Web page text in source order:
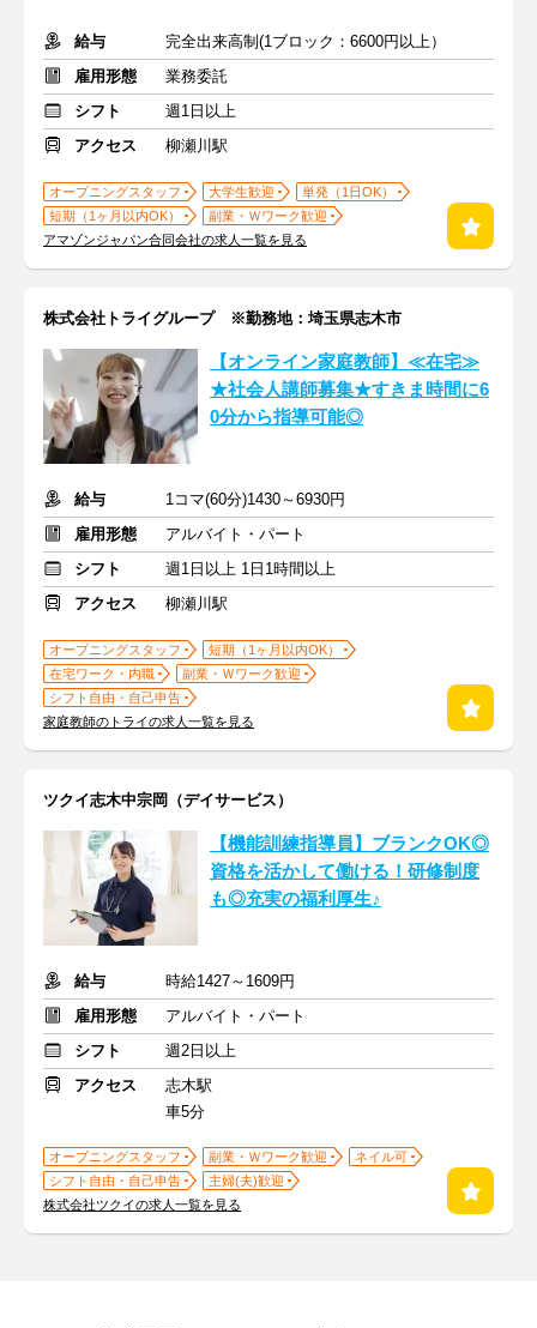
給与
完全出来高制(1ブロック：6600円以上）
雇用形態
業務委託
シフト
週1日以上
アクセス
柳瀬川駅
オープニングスタッフ 大学生歓迎
単発（1日OK）
短期（1ヶ月以内OK）
副業・Ｗワーク歓迎
アマゾンジャパン合同会社の求人一覧を見る
株式会社トライグループ ※勤務地：埼玉県志木市
【オンライン家庭教師】≪在宅≫
★社会人講師募集★すきま時間に6
0分から指導可能◎
給与
1コマ(60分)1430～6930円
雇用形態
アルバイト・パート
シフト
週1日以上 1日1時間以上
アクセス
柳瀬川駅
オープニングスタッフ
短期（1ヶ月以内OK）
在宅ワーク・内職
副業・Ｗワーク歓迎
シフト自由・自己申告
家庭教師のトライの求人一覧を見る
ツクイ志木中宗岡（デイサービス）
【機能訓練指導員】ブランクOK◎
資格を活かして働ける！研修制度
も◎充実の福利厚生♪
給与
時給1427～1609円
雇用形態
アルバイト・パート
シフト
週2日以上
アクセス
志木駅
車5分
オープニングスタッフ 副業・Ｗワーク歓迎
ネイル可
シフト自由・自己申告
主婦(夫)歓迎
株式会社ツクイの求人一覧を見る